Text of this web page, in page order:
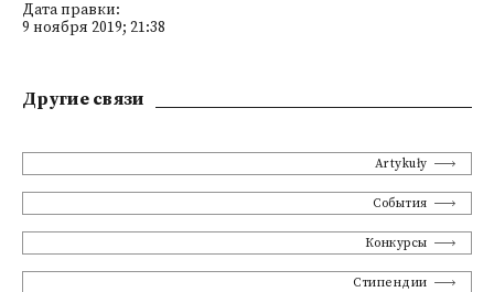
Дата правки:
9 ноября 2019; 21:38
Другие связи
Artykuły
События
Конкурсы
Стипендии